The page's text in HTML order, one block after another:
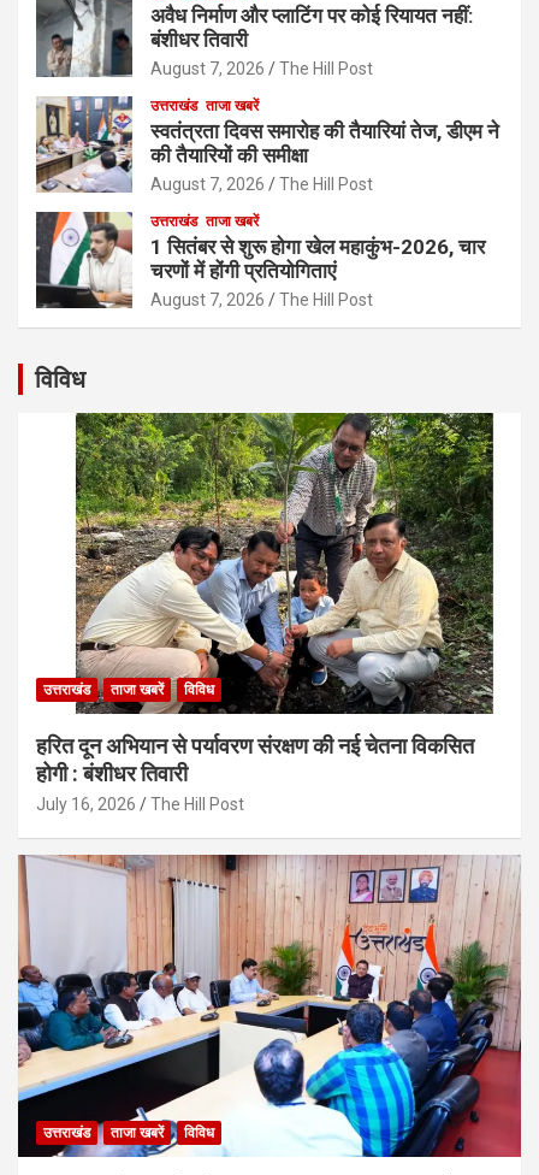
अवैध निर्माण और प्लाटिंग पर कोई रियायत नहीं:
बंशीधर तिवारी
August 7, 2026 The Hill Post
उत्तराखंड ताजा खबरें
स्वतंत्रता दिवस समारोह की तैयारियां तेज, डीएम ने
की तैयारियों की समीक्षा
August 7, 2026 The Hill Post
उत्तराखंड ताजा खबरें
1 सितंबर से शुरू होगा खेल महाकुंभ-2026, चार
चरणों में होंगी प्रतियोगिताएं
August 7, 2026 The Hill Post
विविध
उत्तराखंड ताजा खबरें विविध
हरित दून अभियान से पर्यावरण संरक्षण की नई चेतना विकसित
होगी : बंशीधर तिवारी
July 16, 2026 The Hill Post
उत्तराखंड ताजा खबरें विविध